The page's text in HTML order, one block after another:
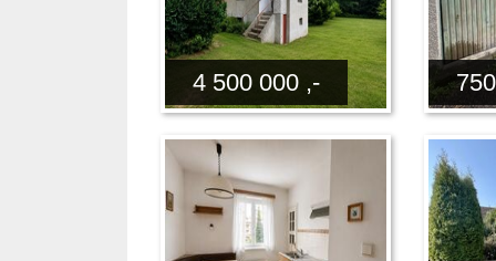
4 500 000 ,-